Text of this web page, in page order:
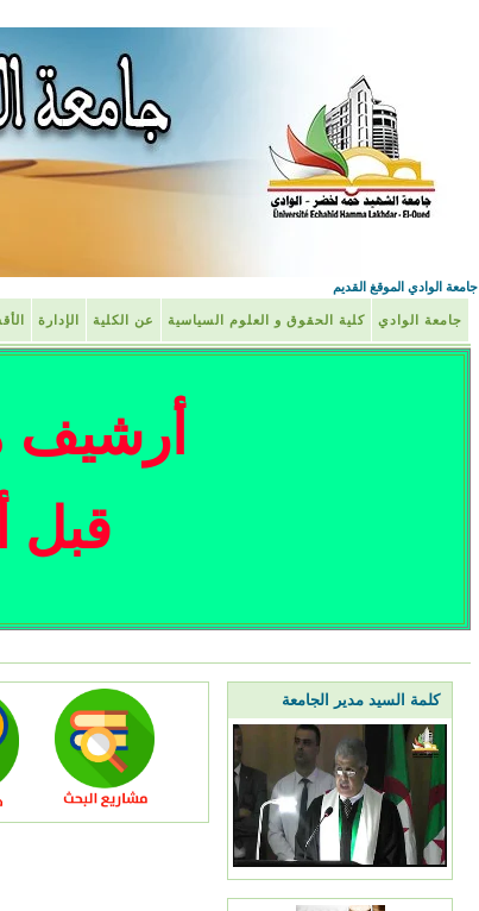
جامعة الوادي الموقغ القديم
جامعة الوادي كلية الحقوق و العلوم السياسية عن الكلية الإدارة
أرشيف
قبل
كلمة السيد مدير الجامعة